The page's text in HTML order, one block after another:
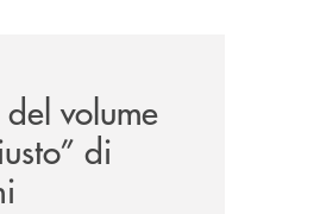
volume
di